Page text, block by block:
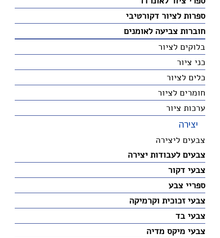
ספרות לציור דקורטיבי
חוברות צביעה לאומנים
בלוקים לציור
כני ציור
כלים לציור
חומרים לציור
ערכות ציור
יצירה
צבעים ליצירה
צבעים לעבודות יצירה
צבעי דקור
ספריי צבע
צבעי זכוכית וקרמיקה
צבעי בד
צבעי מיקס מדיה